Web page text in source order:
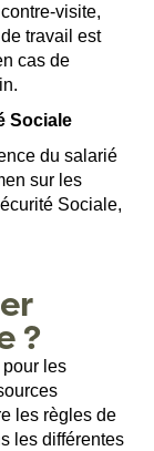
visite,
travail est
cas de
Sociale
du salarié
sur les
Sociale,
?
les
les règles de
les différentes